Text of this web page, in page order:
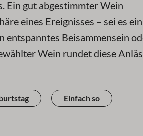
Ein gut abgestimmter Wein
eines Ereignisses – sei es ein
entspanntes Beisammensein
Wein rundet diese
Einfach so